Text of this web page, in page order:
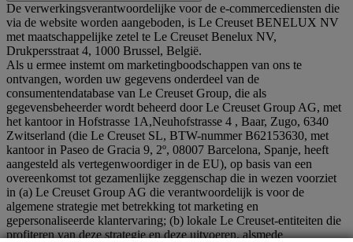
De verwerkingsverantwoordelijke voor de e-commercediensten die
via de website worden aangeboden, is Le Creuset BENELUX NV
met maatschappelijke zetel te Le Creuset Benelux NV,
Drukpersstraat 4, 1000 Brussel, België.
Als u ermee instemt om marketingboodschappen van ons te
ontvangen, worden uw gegevens onderdeel van de
consumentendatabase van Le Creuset Group, die als
gegevensbeheerder wordt beheerd door Le Creuset Group AG, met
het kantoor in Hofstrasse 1A,Neuhofstrasse 4 , Baar, Zugo, 6340
Zwitserland (die Le Creuset SL, BTW-nummer B62153630, met
kantoor in Paseo de Gracia 9, 2º, 08007 Barcelona, Spanje, heeft
aangesteld als vertegenwoordiger in de EU), op basis van een
overeenkomst tot gezamenlijke zeggenschap die in wezen voorziet
in (a) Le Creuset Group AG die verantwoordelijk is voor de
algemene strategie met betrekking tot marketing en
gepersonaliseerde klantervaring; (b) lokale Le Creuset-entiteiten die
profiteren van deze strategie en deze uitvoeren, alsmede